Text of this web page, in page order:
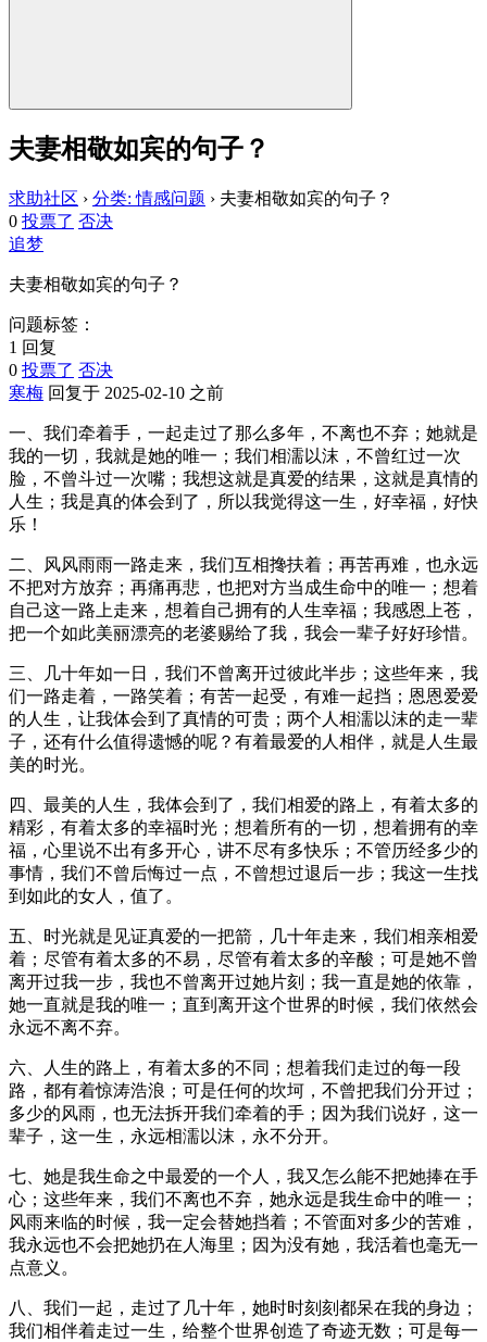
夫妻相敬如宾的句子？
求助社区 › 分类: 情感问题 › 夫妻相敬如宾的句子？
0 投票了 否决
追梦
夫妻相敬如宾的句子？
问题标签：
1 回复
0 投票了 否决
寒梅 回复于 2025-02-10 之前
一、我们牵着手，一起走过了那么多年，不离也不弃；她就是
我的一切，我就是她的唯一；我们相濡以沫，不曾红过一次
脸，不曾斗过一次嘴；我想这就是真爱的结果，这就是真情的
人生；我是真的体会到了，所以我觉得这一生，好幸福，好快
乐！
二、风风雨雨一路走来，我们互相搀扶着；再苦再难，也永远
不把对方放弃；再痛再悲，也把对方当成生命中的唯一；想着
自己这一路上走来，想着自己拥有的人生幸福；我感恩上苍，
把一个如此美丽漂亮的老婆赐给了我，我会一辈子好好珍惜。
三、几十年如一日，我们不曾离开过彼此半步；这些年来，我
们一路走着，一路笑着；有苦一起受，有难一起挡；恩恩爱爱
的人生，让我体会到了真情的可贵；两个人相濡以沫的走一辈
子，还有什么值得遗憾的呢？有着最爱的人相伴，就是人生最
美的时光。
四、最美的人生，我体会到了，我们相爱的路上，有着太多的
精彩，有着太多的幸福时光；想着所有的一切，想着拥有的幸
福，心里说不出有多开心，讲不尽有多快乐；不管历经多少的
事情，我们不曾后悔过一点，不曾想过退后一步；我这一生找
到如此的女人，值了。
五、时光就是见证真爱的一把箭，几十年走来，我们相亲相爱
着；尽管有着太多的不易，尽管有着太多的辛酸；可是她不曾
离开过我一步，我也不曾离开过她片刻；我一直是她的依靠，
她一直就是我的唯一；直到离开这个世界的时候，我们依然会
永远不离不弃。
六、人生的路上，有着太多的不同；想着我们走过的每一段
路，都有着惊涛浩浪；可是任何的坎坷，不曾把我们分开过；
多少的风雨，也无法拆开我们牵着的手；因为我们说好，这一
辈子，这一生，永远相濡以沫，永不分开。
七、她是我生命之中最爱的一个人，我又怎么能不把她捧在手
心；这些年来，我们不离也不弃，她永远是我生命中的唯一；
风雨来临的时候，我一定会替她挡着；不管面对多少的苦难，
我永远也不会把她扔在人海里；因为没有她，我活着也毫无一
点意义。
八、我们一起，走过了几十年，她时时刻刻都呆在我的身边；
我们相伴着走过一生，给整个世界创造了奇迹无数；可是每一